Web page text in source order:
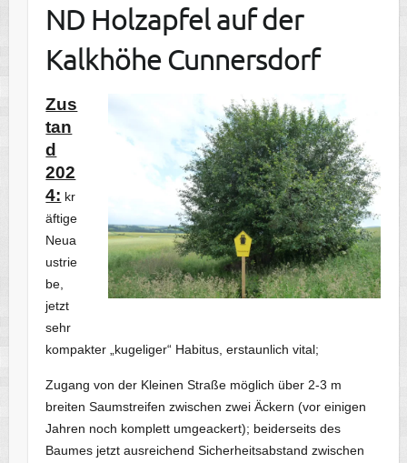
ND Holzapfel auf der
Kalkhöhe Cunnersdorf
Zus
tan
d
202
4: kr
äftige
Neua
ustrie
be,
jetzt
sehr
kompakter „kugeliger“ Habitus, erstaunlich vital;
Zugang von der Kleinen Straße möglich über 2-3 m
breiten Saumstreifen zwischen zwei Äckern (vor einigen
Jahren noch komplett umgeackert); beiderseits des
Baumes jetzt ausreichend Sicherheitsabstand zwischen